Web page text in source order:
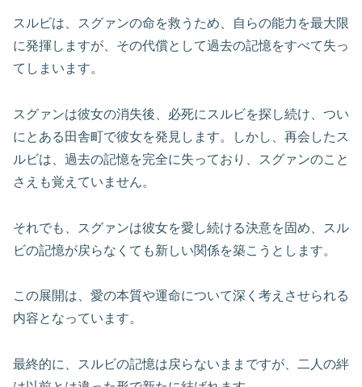
スルビは、スグァンの命を救うため、自らの能力を最大限
に発揮しますが、その代償として過去の記憶をすべて失っ
てしまいます。
スグァンは彼女の消失後、必死にスルビを探し続け、つい
にとある田舎町で彼女を発見します。しかし、再会したス
ルビは、過去の記憶を完全に失っており、スグァンのこと
さえも覚えていません。
それでも、スグァンは彼女を愛し続ける決意を固め、スル
ビの記憶が戻らなくても新しい関係を築こうとします。
この展開は、愛の本質や運命について深く考えさせられる
内容となっています。
最終的に、スルビの記憶は戻らないままですが、二人の絆